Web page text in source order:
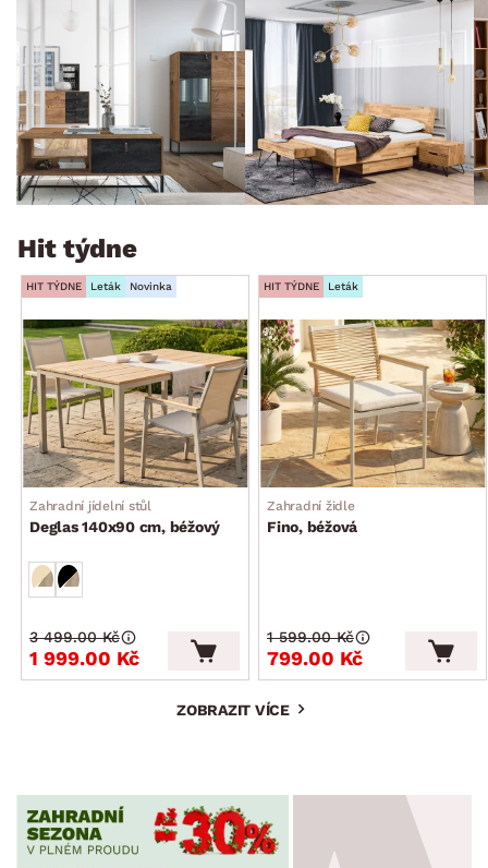
Hit týdne
HIT TÝDNE Leták Novinka
Zahradní jídelní stůl
Deglas 140x90 cm, béžový
1 999.00 Kč
3 499.00 Kč
HIT TÝDNE Leták
Zahradní židle
Fino, béžová
799.00 Kč
1 599.00 Kč
ZOBRAZIT VÍCE